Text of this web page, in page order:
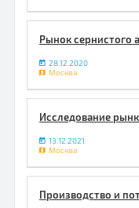
Рынок сернистого
28.12.2020
Москва
Исследование
13.12.2021
Москва
Производство и